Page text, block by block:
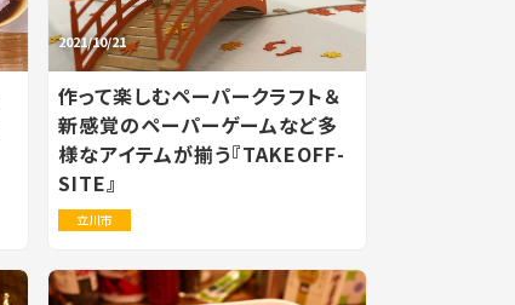
2021/10/21
作って楽しむペーパークラフト＆
新感覚のペーパーゲームなど多
様なアイテムが揃う『TAKEOFF-
SITE』
立川市